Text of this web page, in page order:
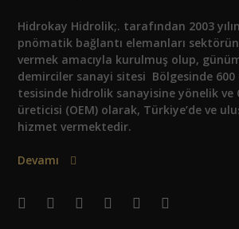
Hidrokay Hidrolik;. tarafından 2003
pnömatik bağlantı elemanları
vermek amacıyla kurulmuş olup,
demirciler sanayi sitesi Bölgesinde
tesisinde hidrolik sanayisine yönelik ve
üreticisi (OEM) olarak, Türkiye’de ve
hizmet vermektedir.
Devamı